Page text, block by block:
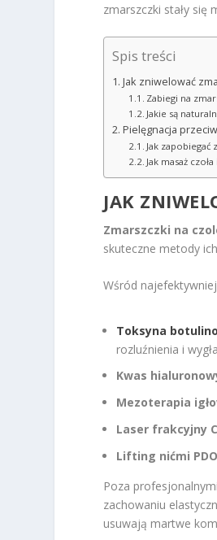
zmarszczki stały się
Spis treści
Jak zniwelować
Zabiegi na
Jakie są
Pielęgnacja
Jak
Jak masaż
JAK
Zmarszczki na
skuteczne metody
Wśród
Toksyna
rozluźnienia i
Kwas
Mezoterapia
Laser frakcyjny
Lifting nićmi PDO
Poza
zachowaniu
usuwają martwe